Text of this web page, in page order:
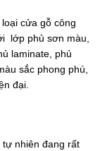
cửa gỗ công
lớp phủ sơn màu,
laminate, phủ
sắc phong phú,
đại.
nhiên đang rất